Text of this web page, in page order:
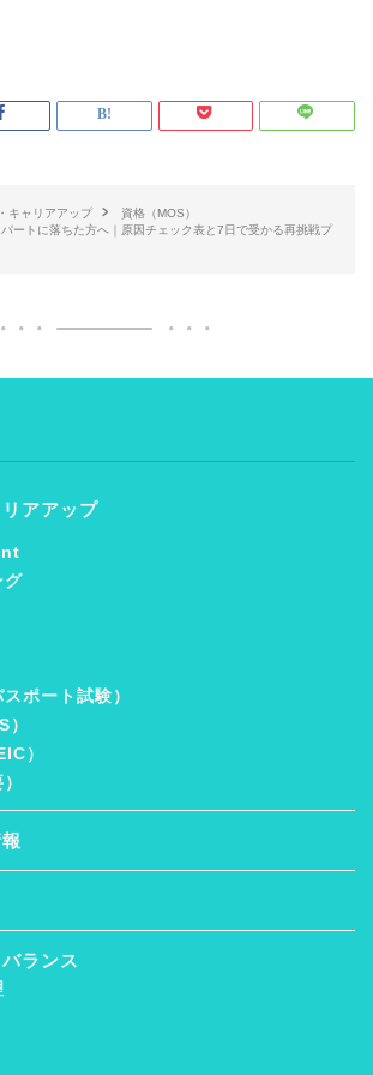
キャリアアップ
資格（MOS）
ートに落ちた方へ｜原因チェック表と7日で受かる再挑戦プ
アアップ
グ
ポート試験）
）
）
ランス